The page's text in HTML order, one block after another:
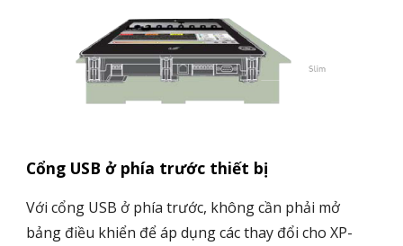
Cổng USB ở phía trước thiết bị
Với cổng USB ở phía trước, không cần phải mở
bảng điều khiển để áp dụng các thay đổi cho XP-